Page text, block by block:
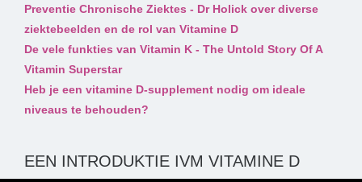
Preventie Chronische Ziektes - Dr Holick over diverse
ziektebeelden en de rol van Vitamine D
De vele funkties van Vitamin K - The Untold Story Of A
Vitamin Superstar
Heb je een vitamine D-supplement nodig om ideale
niveaus te behouden?
EEN INTRODUKTIE IVM VITAMINE D